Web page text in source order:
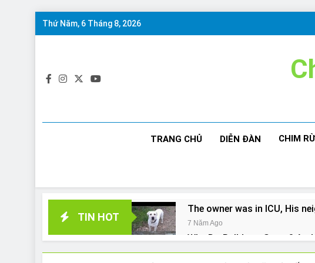
Skip
Thứ Năm, 6 Tháng 8, 2026
TRANG CHỦ DIỄN ĐÀN CHIM
TIN HOT
The owner was in ICU, His
7 Năm Ago
Why Do Bulldogs Snore?
7 Năm Ago